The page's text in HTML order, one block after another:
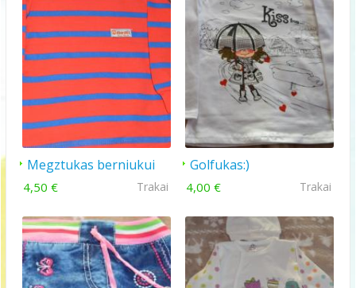
Megztukas berniukui
4,50 € Trakai
Golfukas:)
4,00 € Trakai